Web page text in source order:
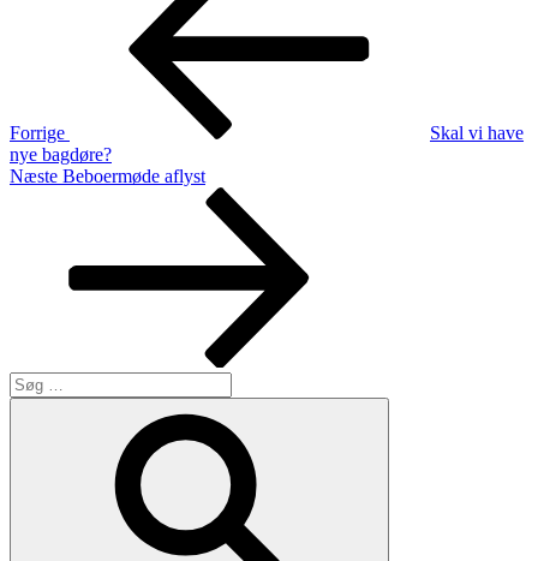
Forrige
Skal vi have
nye bagdøre?
Næste
Næste Beboermøde aflyst
Søg
efter: